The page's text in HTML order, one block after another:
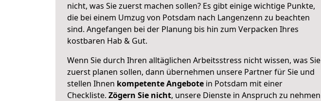
nicht, was Sie zuerst machen sollen? Es gibt einige wichtige Punkte,
die bei einem Umzug von Potsdam nach Langenzenn zu beachten
sind. Angefangen bei der Planung bis hin zum Verpacken Ihres
kostbaren Hab & Gut.
Wenn Sie durch Ihren alltäglichen Arbeitsstress nicht wissen, was Sie
zuerst planen sollen, dann übernehmen unsere Partner für Sie und
stellen Ihnen kompetente Angebote in Potsdam mit einer
Checkliste. Zögern Sie nicht, unsere Dienste in Anspruch zu nehmen